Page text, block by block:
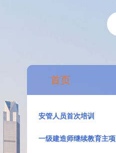
首页
安管人员首次培训
一级建造师继续教育主项